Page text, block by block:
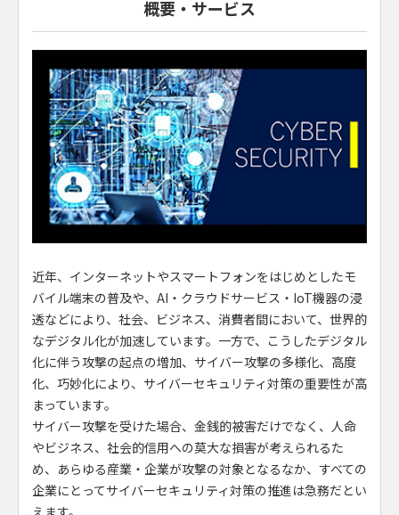
概要・サービス
近年、インターネットやスマートフォンをはじめとしたモ
バイル端末の普及や、AI・クラウドサービス・IoT機器の浸
透などにより、社会、ビジネス、消費者間において、世界的
なデジタル化が加速しています。一方で、こうしたデジタル
化に伴う攻撃の起点の増加、サイバー攻撃の多様化、高度
化、巧妙化により、サイバーセキュリティ対策の重要性が高
まっています。
サイバー攻撃を受けた場合、金銭的被害だけでなく、人命
やビジネス、社会的信用への莫大な損害が考えられるた
め、あらゆる産業・企業が攻撃の対象となるなか、すべての
企業にとってサイバーセキュリティ対策の推進は急務だとい
えます。